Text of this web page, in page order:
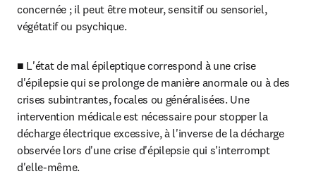
concernée ; il peut être moteur, sensitif ou sensoriel,
végétatif ou psychique.
■ L'état de mal épileptique correspond à une crise
d'épilepsie qui se prolonge de manière anormale ou à des
crises subintrantes, focales ou généralisées. Une
intervention médicale est nécessaire pour stopper la
décharge électrique excessive, à l'inverse de la décharge
observée lors d'une crise d'épilepsie qui s'interrompt
d'elle-même.